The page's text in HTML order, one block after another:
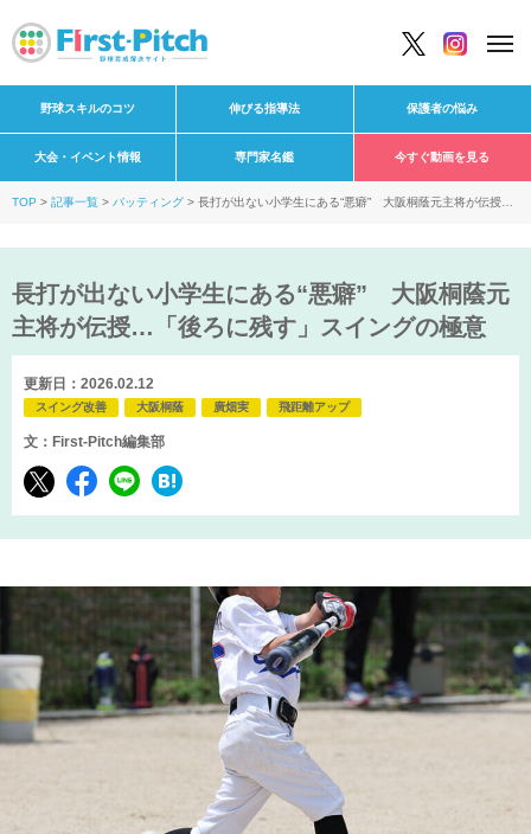
野球スキルのコツ 伸びる指導法 保護者の悩み
大会・イベント情報 専門家名鑑 今すぐ動画を見る
TOP 記事一覧 バッティング
長打が出ない小学生にある“悪癖” 大阪桐蔭元主将が伝授…
長打が出ない小学生にある“悪癖” 大阪桐蔭元
主将が伝授…「後ろに残す」スイングの極意
更新日：2026.02.12
スイング改善 大阪桐蔭 廣畑実 飛距離アップ
文：First-Pitch編集部